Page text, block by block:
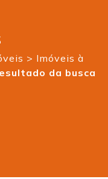
> Imóveis à
da busca